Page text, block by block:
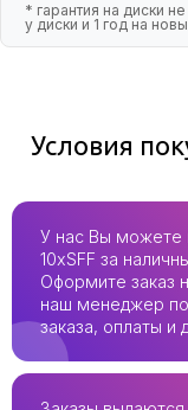
* гарантия на диски
у диски и 1 год на
Условия
У нас Вы можете
10xSFF за
Оформите заказ
наш менеджер
заказа, оплаты и